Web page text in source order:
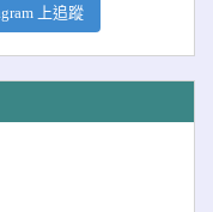
上追蹤